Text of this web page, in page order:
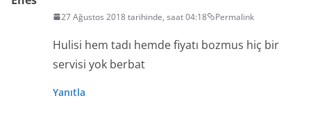
27 Ağustos 2018 tarihinde, saat 04:18 Permalink
Hulisi hem tadı hemde fiyatı bozmus hiç bir
servisi yok berbat
Yanıtla